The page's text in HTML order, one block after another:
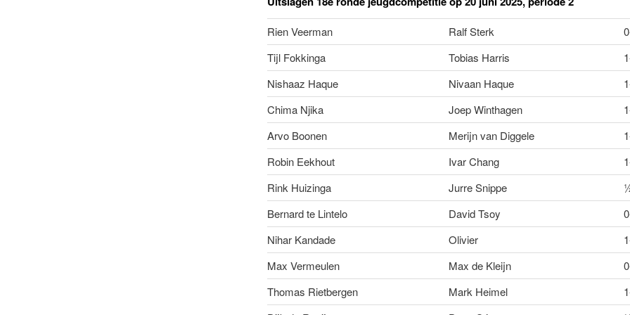
Rien Veerman Ralf Sterk
Tijl Fokkinga
Tobias Harris
Nishaaz Haque
Nivaan Haque
Chima Njika
Joep Winthagen
Arvo Boonen
Merijn van Diggele
Robin Eekhout
Ivar Chang
Rink Huizinga
Jurre Snippe
Bernard te Lintelo
David Tsoy
Nihar Kandade
Olivier
Max Vermeulen
Max de Kleijn
Thomas Rietbergen
Mark Heimel